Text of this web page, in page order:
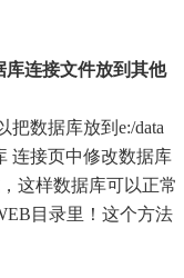
库连接文件放到其他
数据库放到e:/data
连接页中修改数据库
这样数据库可以正常
目录里！这个方法